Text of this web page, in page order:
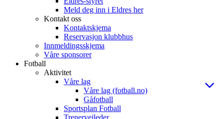
Meld deg inn i Eldres her
Kontakt oss
Kontaktskjema
Reservasjon klubbhus
Innmeldingsskjema
Våre sponsorer
Fotball
Aktivitet
Våre lag
Våre lag (fotball.no)
Gåfotball
Sportsplan Fotball
Trenerveileder